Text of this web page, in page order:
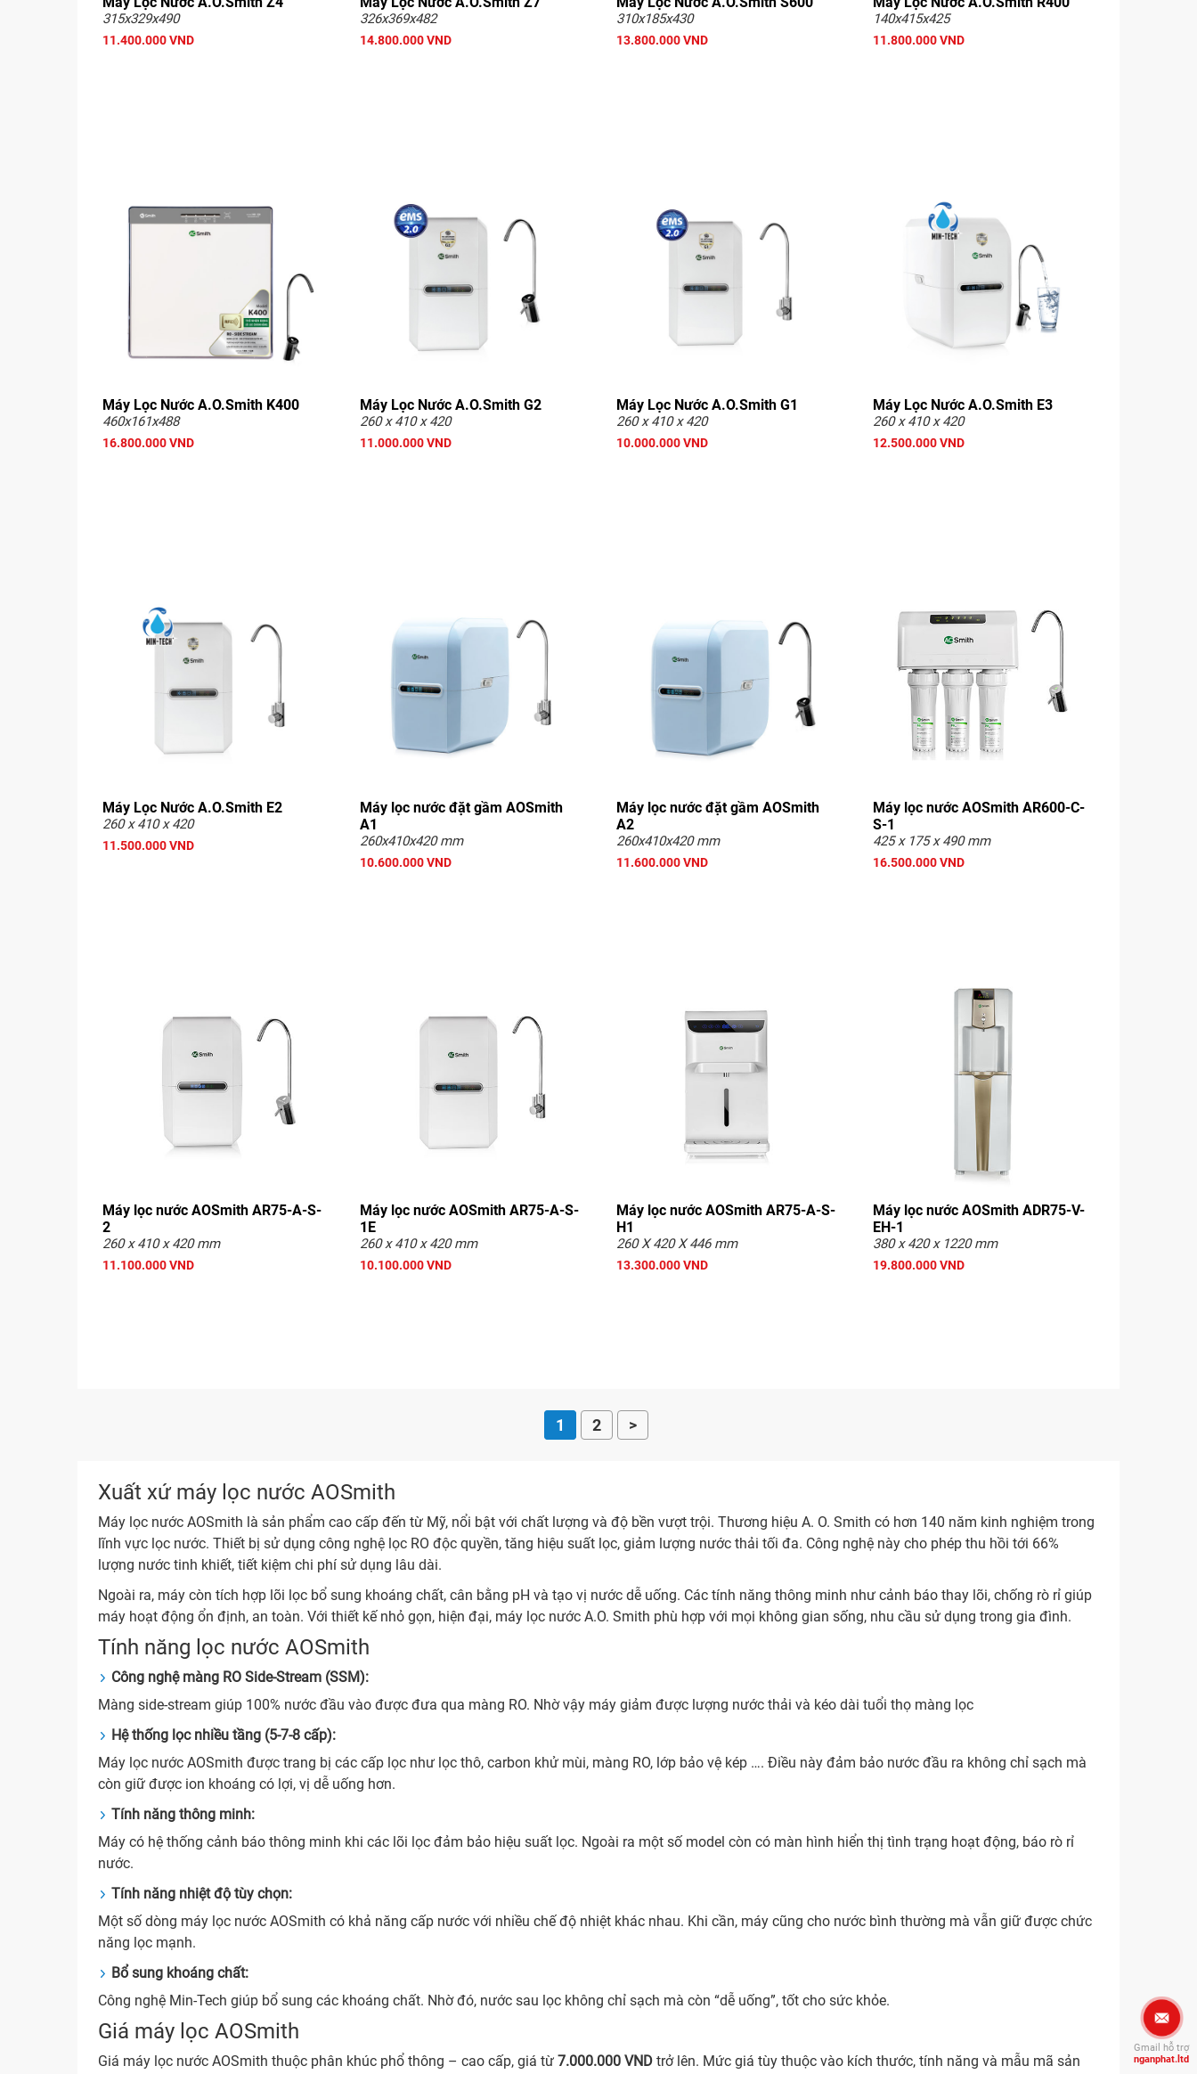
315x329x490
11.400.000 VND
326x369x482
14.800.000 VND
310x185x430
13.800.000 VND
140x415x425
11.800.000 VND
Máy Lọc Nước A.O.Smith K400
460x161x488
16.800.000 VND
Máy Lọc Nước A.O.Smith G2
260 x 410 x 420
11.000.000 VND
Máy Lọc Nước A.O.Smith G1
260 x 410 x 420
10.000.000 VND
Máy Lọc Nước A.O.Smith E3
260 x 410 x 420
12.500.000 VND
Máy Lọc Nước A.O.Smith E2
260 x 410 x 420
11.500.000 VND
Máy lọc nước đặt gầm AOSmith
A1
260x410x420 mm
10.600.000 VND
Máy lọc nước đặt gầm AOSmith
A2
260x410x420 mm
11.600.000 VND
Máy lọc nước AOSmith AR600-C-
S-1
425 x 175 x 490 mm
16.500.000 VND
Máy lọc nước AOSmith AR75-A-S-
2
260 x 410 x 420 mm
11.100.000 VND
Máy lọc nước AOSmith AR75-A-S-
1E
260 x 410 x 420 mm
10.100.000 VND
Máy lọc nước AOSmith AR75-A-S-
H1
260 X 420 X 446 mm
13.300.000 VND
Máy lọc nước AOSmith ADR75-V-
EH-1
380 x 420 x 1220 mm
19.800.000 VND
1 2 >
Xuất xứ máy lọc nước AOSmith
Máy lọc nước AOSmith là sản phẩm cao cấp đến từ Mỹ, nổi bật với chất lượng và độ bền vượt trội. Thương hiệu A. O. Smith có hơn 140 năm kinh nghiệm trong
lĩnh vực lọc nước. Thiết bị sử dụng công nghệ lọc RO độc quyền, tăng hiệu suất lọc, giảm lượng nước thải tối đa. Công nghệ này cho phép thu hồi tới 66%
lượng nước tinh khiết, tiết kiệm chi phí sử dụng lâu dài.
Ngoài ra, máy còn tích hợp lõi lọc bổ sung khoáng chất, cân bằng pH và tạo vị nước dễ uống. Các tính năng thông minh như cảnh báo thay lõi, chống rò rỉ giúp
máy hoạt động ổn định, an toàn. Với thiết kế nhỏ gọn, hiện đại, máy lọc nước A.O. Smith phù hợp với mọi không gian sống, nhu cầu sử dụng trong gia đình.
Tính năng lọc nước AOSmith
Công nghệ màng RO Side‑Stream (SSM):
Màng side‑stream giúp 100% nước đầu vào được đưa qua màng RO. Nhờ vậy máy giảm được lượng nước thải và kéo dài tuổi thọ màng lọc
Hệ thống lọc nhiều tầng (5‑7‑8 cấp):
Máy lọc nước AOSmith được trang bị các cấp lọc như lọc thô, carbon khử mùi, màng RO, lớp bảo vệ kép …. Điều này đảm bảo nước đầu ra không chỉ sạch mà
còn giữ được ion khoáng có lợi, vị dễ uống hơn.
Tính năng thông minh:
Máy có hệ thống cảnh báo thông minh khi các lõi lọc đảm bảo hiệu suất lọc. Ngoài ra một số model còn có màn hình hiển thị tình trạng hoạt động, báo rò rỉ
nước.
Tính năng nhiệt độ tùy chọn:
Một số dòng máy lọc nước AOSmith có khả năng cấp nước với nhiều chế độ nhiệt khác nhau. Khi cần, máy cũng cho nước bình thường mà vẫn giữ được chức
năng lọc mạnh.
Bổ sung khoáng chất:
Công nghệ Min‑Tech giúp bổ sung các khoáng chất. Nhờ đó, nước sau lọc không chỉ sạch mà còn “dễ uống”, tốt cho sức khỏe.
Giá máy lọc AOSmith
Giá máy lọc nước AOSmith thuộc phân khúc phổ thông – cao cấp, giá từ7.000.000 VND trở lên. Mức giá tùy thuộc vào kích thước, tính năng và mẫu mã sản
Gmail hỗ trợ
nganphat.ltd